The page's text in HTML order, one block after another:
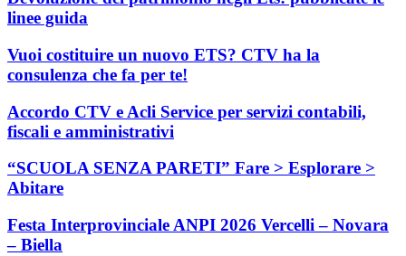
linee guida
Vuoi costituire un nuovo ETS? CTV ha la
consulenza che fa per te!
Accordo CTV e Acli Service per servizi contabili,
fiscali e amministrativi
“SCUOLA SENZA PARETI” Fare > Esplorare >
Abitare
Festa Interprovinciale ANPI 2026 Vercelli – Novara
– Biella